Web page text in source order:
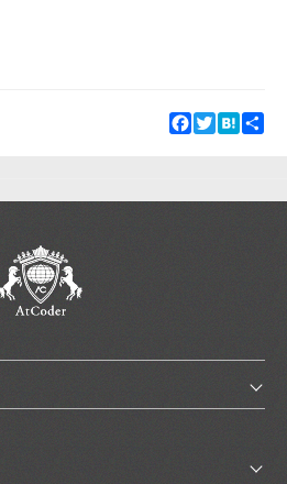
Facebook
TwitterHatena